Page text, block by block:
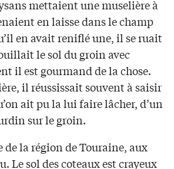
mettaient une muselière à
en laisse dans le champ
en avait reniflé une, il se ruait
le sol du groin avec
il est gourmand de la chose.
il réussissait souvent à saisir
ait pu la lui faire lâcher, d’un
sur le groin.
de la région de Touraine, aux
Le sol des coteaux est crayeux